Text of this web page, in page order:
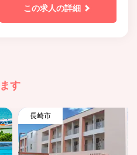
この求人の詳細
す
長崎市